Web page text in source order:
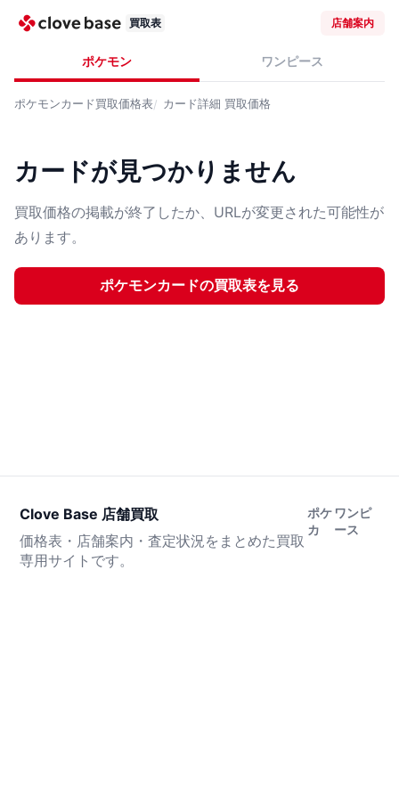
買取表 店舗案内
ポケモン ワンピース
ポケモンカード買取価格表 カード詳細 買取価格
カードが見つかりません
買取価格の掲載が終了したか、URLが変更された可能性が
あります。
ポケモンカードの買取表を見る
Clove Base 店舗買取
価格表・店舗案内・査定状況をまとめた買取
専用サイトです。
ポケ
カ
ワンピ
ース